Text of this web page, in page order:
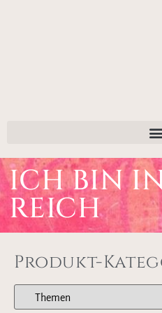
ICH BIN
REICH
Produkt-